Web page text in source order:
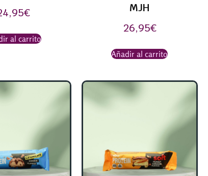
€
al carrito
MJH
26,95€
Añadir al carrito